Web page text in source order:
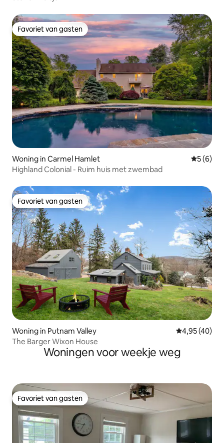
Favoriet van gasten
Favoriet van gasten
Woning in Carmel Hamlet
5 (6)
Highland Colonial - Ruim huis met zwembad
Favoriet van gasten
Favoriet van gasten
Woning in Putnam Valley Gemiddelde
4,95 (40)
The Barger Wixon House
Woningen voor weekje weg
Favoriet van gasten
Favoriet van gasten